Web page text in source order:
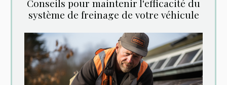
Conseils pour maintenir l'efficacité du
système de freinage de votre véhicule